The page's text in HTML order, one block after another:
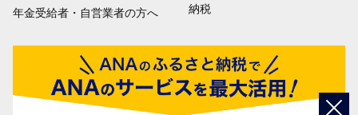
年金受給者・自営業者の方へ
納税